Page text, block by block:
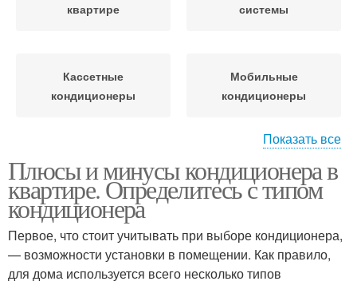
квартире
системы
Кассетные
кондиционеры
Мобильные
кондиционеры
кирпичном доме
Кондиционер в спб
Бытовой кондиционер
Настенный
кондиционер
Показать все
Плюсы и минусы кондиционера в
квартире. Определитесь с типом
кондиционера
Первое, что стоит учитывать при выборе кондиционера,
— возможности установки в помещении. Как правило,
для дома используется всего несколько типов